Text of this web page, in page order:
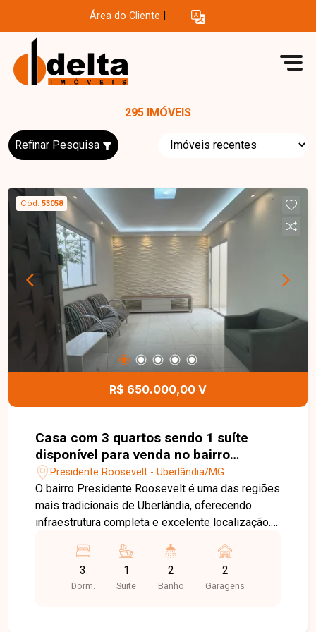
Área do Cliente
295 IMÓVEIS
Refinar Pesquisa
Cód. 53058
R$ 650.000,00 V
Casa com 3 quartos sendo 1 suíte
disponível para venda no bairro
Presidente Roosevelt em Uberlândia-
MG
Presidente Roosevelt - Uberlândia/MG
O bairro Presidente Roosevelt é uma das regiões
mais tradicionais de Uberlândia, oferecendo
infraestrutura completa e excelente localização.
cidade, o bairro conta com supermercados,
escolas, farmácias, bancos, restaurantes,
academias e diversos comércios,
3
Dorm.
1
Suite
2
Banho
2
Garagens